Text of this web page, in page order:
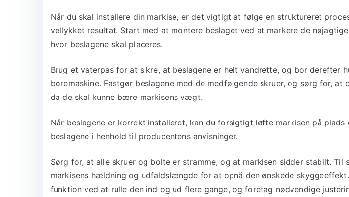
Når du skal installere din markise, er det vigtigt at følge en struktureret
vellykket resultat. Start med at montere beslaget ved at markere de
hvor beslagene skal placeres.
Brug et vaterpas for at sikre, at beslagene er helt vandrette, og bor derefter
boremaskine. Fastgør beslagene med de medfølgende skruer, og sørg for, at
da de skal kunne bære markisens vægt.
Når beslagene er korrekt installeret, kan du forsigtigt løfte markisen på
beslagene i henhold til producentens anvisninger.
Sørg for, at alle skruer og bolte er stramme, og at markisen sidder stabilt. Til
markisens hældning og udfaldslængde for at opnå den ønskede
funktion ved at rulle den ind og ud flere gange, og foretag nødvendige